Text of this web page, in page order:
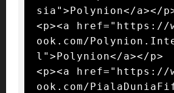
sia">Polynion</a></
<p><a href="https://
ook.com/
l">Polynion</a></p>
<p><a href="https://
ook.com/